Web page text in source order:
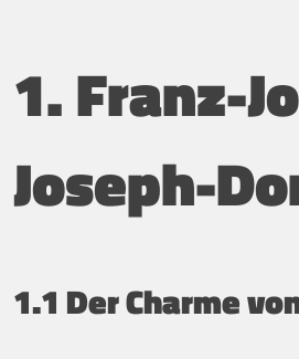
1. Franz-
Joseph-
1.1 Der Charme